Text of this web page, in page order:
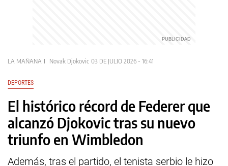
LA MAÑANA Novak Djokovic 03 DE JULIO 2026 - 16:41
DEPORTES
El histórico récord de Federer que
alcanzó Djokovic tras su nuevo
triunfo en Wimbledon
Además, tras el partido, el tenista serbio le hizo